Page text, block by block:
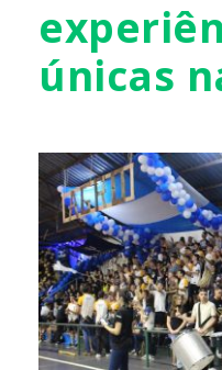
únicas